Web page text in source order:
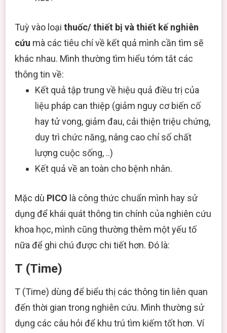
Tuỳ vào loại thuốc/ thiết bị và thiết kế nghiên
cứu mà các tiêu chí về kết quả mình cần tìm sẽ
khác nhau. Mình thường tìm hiểu tóm tắt các
thông tin về:
Kết quả tập trung về hiệu quả điều trị của
liệu pháp can thiệp (giảm nguy cơ biến cố
hay tử vong, giảm đau, cải thiện triệu chứng,
duy trì chức năng, nâng cao chỉ số chất
lượng cuộc sống, ..)
Kết quả về an toàn cho bệnh nhân.
Mặc dù PICO là công thức chuẩn mình hay sử
dụng để khái quát thông tin chính của nghiên cứu
khoa học, mình cũng thường thêm một yếu tố
nữa để ghi chú được chi tiết hơn. Đó là:
T (Time)
T (Time) dùng để biểu thị các thông tin liên quan
đến thời gian trong nghiên cứu. Mình thường sử
dụng các câu hỏi để khu trú tìm kiếm tốt hơn. Ví